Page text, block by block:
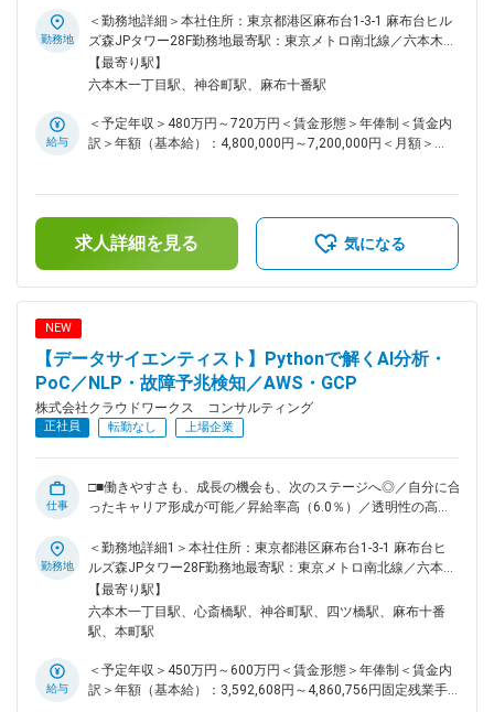
要： 企業とエンジニアをつなぐITコンサルティング営業とし
て業務に携わっていただきます。 ■業務の特徴： ・最初は既
存クライアントへの営業からスタートいただきます。徐々に新
規開拓もお任せしていきますが、別事業部で長い付き合いのあ
ざいません。 ・担当クライアント数：10～20社／担当エンジ
ニア数：20～30名 ※入社直後はご経験に合わせて設定いたし
（人数）を確認 ※場合によってはクライアントが考えるよりも
さらに効率的な人員の提案をします。 （2）プロジェクトへの
アサインとエンジニアの管理 ◇エンジニアの希望を踏まえてア
サインを決定 ◇勤怠管理や状況確認 （3）エンジニアの成長支
グ ※スキル・価格・期間を考え、必要に応じて価格交渉も行い
人の役に立つことに喜びを感じる方／成長意欲の高い方／安定
企業で腰をすえてキャリアを築いていきたい方／人のキャリア
アップをお手伝いしたい方 ■当社の特徴： 当社では、一人ひ
とりの意思を尊重したキャリア形成と働き方を大切にしていま
す。 上流から下流まで幅広い工程、開発からインフラ・クラ
ウドまで多彩な技術領域、金融・製造・通信など多業種にまた
て選択できる環境があります。 挑戦したい人には成長の機会
を、安定を求める人には働きやすさを。 エンジニア一人ひと
範囲：会社の定める業務
勤務地
＜勤務地詳細＞本社住所：東京都港区麻布台1-3-1 麻布台ヒル
ズ森JPタワー28F勤務地最寄駅：東京メトロ南北線／六本木一
丁目駅受動喫煙対策：屋内喫煙可能場所あり変更の範囲：会社
の定める事業所（リモートワーク含む）
【最寄り駅】
六本木一丁目駅、神谷町駅、麻布十番駅
給与
＜予定年収＞480万円～720万円＜賃金形態＞年俸制＜賃金内
訳＞年額（基本給）：4,800,000円～7,200,000円＜月額＞
を通じて上下する可能性があります。月給(月額)は固定手当を
含めた表記です。
求人詳細を見る 気になる
NEW
【データサイエンティスト】Pythonで解くAI分析・
PoC／NLP・故障予兆検知／AWS・GCP
株式会社クラウドワークス コンサルティング
正社員 転勤なし 上場企業
仕事
□■働きやすさも、成長の機会も、次のステージへ◎／自分に合
ったキャリア形成が可能／昇給率高（6.0％）／透明性の高い
ップ可能■□ ■業務内容： 「データ分析はしたが、結局ビジネ
スに使われなかった」そんな経験はありませんか？当社では、
ECの売上を最大化させるレコメンドエンジンの実装や、総合
商社の意思決定を支える統計解析など、事業の根幹に関わるプ
ロジェクトが主戦場です。 ■具体的な業務例： ◇自然言語処理
Comprehend等で解析し、タグ付けや分類モデルを構築。 ◇デ
ータエンジニアリング：AWS GlueやSnowflakeを用いたデータ
勤務地
＜勤務地詳細1＞本社住所：東京都港区麻布台1-3-1 麻布台ヒ
ルズ森JPタワー28F勤務地最寄駅：東京メトロ南北線／六本木
一丁目駅受動喫煙対策：屋内喫煙可能場所あり＜勤務地詳細2
＞大阪オフィス住所：大阪府大阪市中央区南船場4-2-11 JPR心
斎橋ビル5階勤務地最寄駅：各線／心斎橋駅受動喫煙対策：屋
京）住所：大阪府 受動喫煙対策：屋内全面禁煙変更の範囲：
会社の定める事業所（リモートワーク含む）
【最寄り駅】
六本木一丁目駅、心斎橋駅、神谷町駅、四ツ橋駅、麻布十番
駅、本町駅
給与
＜予定年収＞450万円～600万円＜賃金形態＞年俸制＜賃金内
訳＞年額（基本給）：3,592,608円～4,860,756円固定残業手